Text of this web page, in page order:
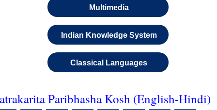
Multimedia
Indian Knowledge System
Classical Languages
Paribhasha Kosh (English-Hindi)